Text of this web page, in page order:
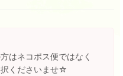
はネコポス便ではなく
くださいませ☆